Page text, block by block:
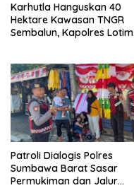
Karhutla Hanguskan 40
Hektare Kawasan TNGR
Sembalun, Kapolres Lotim
Patroli Dialogis Polres
Sumbawa Barat Sasar
Permukiman dan Jalur